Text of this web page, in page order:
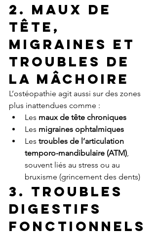
2. Maux de
tête,
migraines et
troubles de
la mâchoire
L’ostéopathie agit aussi sur des zones
plus inattendues comme :
Les maux de tête chroniques
Les migraines ophtalmiques
Les troubles de l’articulation
temporo-mandibulaire (ATM)
souvent liés au stress ou au
bruxisme (grincement des dents)
3. Troubles
digestifs
fonctionnels